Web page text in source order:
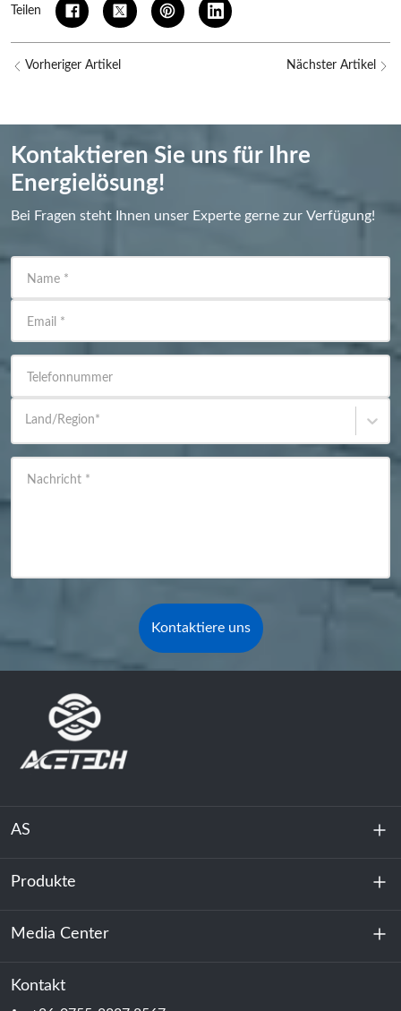
Teilen
Vorheriger Artikel Nächster Artikel
Kontaktieren Sie uns für Ihre
Energielösung!
Bei Fragen steht Ihnen unser Experte gerne zur Verfügung!
Name *
Email *
Telefonnummer
Land/Region*
Nachricht *
Kontaktiere uns
AS
Über uns
Nachhaltigkeit
Produkte
Energiespeicherung
Rechenzentrum & Serverraum
Media Center
Nachricht
Kontakt